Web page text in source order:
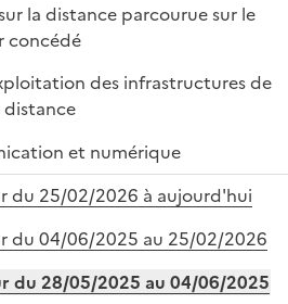
la distance parcourue sur le
concédé
des infrastructures de
et numérique
du 25/02/2026 à aujourd'hui
du 04/06/2025 au 25/02/2026
du 28/05/2025 au 04/06/2025